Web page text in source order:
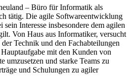
– Büro für Informatik als
tätig. Die agile Softwareentwicklung
Interesse insbesondere dem agilen
Von Haus aus Informatiker, versucht
Technik und den Fachabteilungen
mit den Kunden von
umzusetzen und starke Teams zu
und Schulungen zu agiler